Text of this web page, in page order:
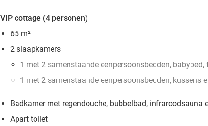
VIP cottage (4 personen)
65 m²
2 slaapkamers
1 met 2 samenstaande eenpersoonsbedden, babybed,
1 met 2 samenstaande eenpersoonsbedden, kussens
Badkamer met regendouche, bubbelbad, infraroodsauna
Apart toilet